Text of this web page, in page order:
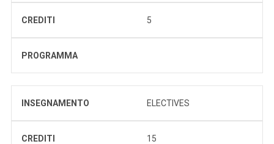
CREDITI 5
PROGRAMMA
INSEGNAMENTO ELECTIVES
CREDITI 15